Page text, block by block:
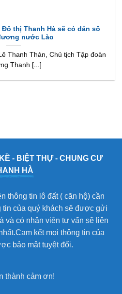
thị Thanh Hà sẽ có dân số
nước Lào
Thanh Thản, Chủ tịch Tập đoàn
Thanh [...]
- BIỆT THỰ - CHUNG CƯ
HÀ
thông tin lô đất ( căn hộ) cần
của quý khách sẽ được gửi
và có nhân viên tư vấn sẽ liên
kết mọi thông tin của
bảo mật tuyệt đối.
thành cảm ơn!